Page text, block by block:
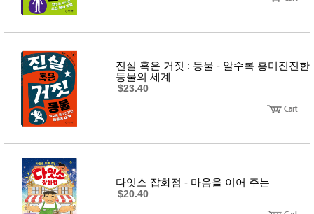
진실 혹은 거짓 : 동물 - 알수록 흥미진진한
동물의 세계
$23.40
다잇소 잡화점 - 마음을 이어 주는
$20.40